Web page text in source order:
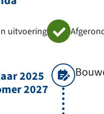
uitvoering
2025
2027